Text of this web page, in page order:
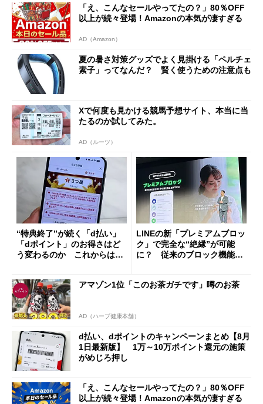
「え、こんなセールやってたの？」80％OFF
以上が続々登場！Amazonの本気が凄すぎる
AD（Amazon）
夏の暑さ対策グッズでよく見掛ける「ペルチェ
素子」ってなんだ？ 賢く使うための注意点も
Xで何度も見かける競馬予想サイト、本当に当
たるのか試してみた。
AD（ルーツ）
“特典終了”が続く「d払い」
「dポイント」のお得さはど
う変わるのか これからは
LINEの新「プレミアムブロッ
ク」で完全な“絶縁”が可能
に？ 従来のブロック機能と
アマゾン1位「このお茶ガチです」噂のお茶
AD（ハーブ健康本舗）
d払い、dポイントのキャンペーンまとめ【8月
1日最新版】 1万～10万ポイント還元の施策
がめじろ押し
「え、こんなセールやってたの？」80％OFF
以上が続々登場！Amazonの本気が凄すぎる